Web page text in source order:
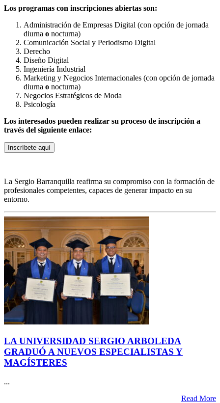
Los programas con inscripciones abiertas son:
Administración de Empresas Digital (con opción de jornada
diurna o nocturna)
Comunicación Social y Periodismo Digital
Derecho
Diseño Digital
Ingeniería Industrial
Marketing y Negocios Internacionales (con opción de jornada
diurna o nocturna)
Negocios Estratégicos de Moda
Psicología
Los interesados pueden realizar su proceso de inscripción a
través del siguiente enlace:
Inscríbete aquí
La Sergio Barranquilla reafirma su compromiso con la formación de
profesionales competentes, capaces de generar impacto en su
entorno.
LA UNIVERSIDAD SERGIO ARBOLEDA
GRADUÓ A NUEVOS ESPECIALISTAS Y
MAGÍSTERES
...
Read More